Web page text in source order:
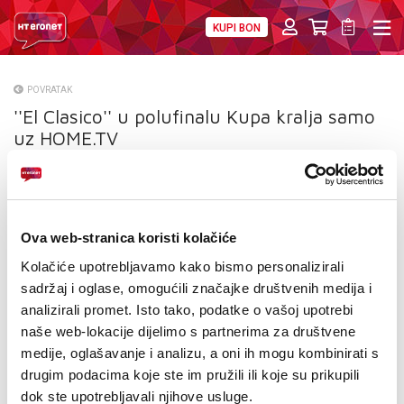
Ova web-stranica koristi kolačiće
Kolačiće upotrebljavamo kako bismo personalizirali
sadržaj i oglase, omogućili značajke društvenih medija i
analizirali promet. Isto tako, podatke o vašoj upotrebi
naše web-lokacije dijelimo s partnerima za društvene
medije, oglašavanje i analizu, a oni ih mogu kombinirati s
drugim podacima koje ste im pružili ili koje su prikupili
dok ste upotrebljavali njihove usluge.
KUPI BON
O NAMA
NATJEČAJI
VELEPRODAJA
KONTAKTI
MOJ PROFIL
E-RAČUN
POVRATAK
''El Clasico'' u polufinalu Kupa kralja samo
uz HOME.TV